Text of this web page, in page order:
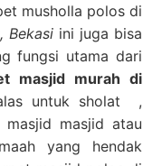
musholla polos di
Bekasi ini juga bisa
fungsi utama dari
masjid murah di
untuk sholat ,
masjid atau
yang hendak